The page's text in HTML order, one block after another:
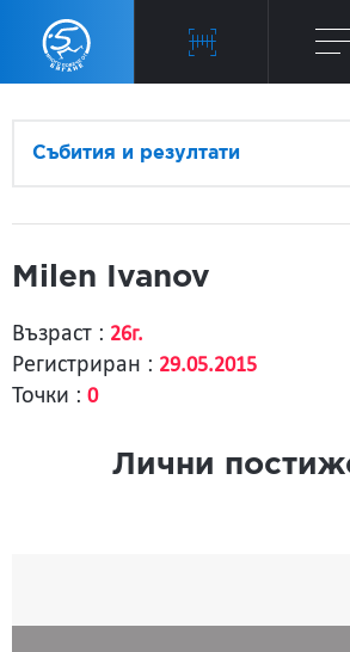
Събития и резултати
Milen Ivanov
Възраст : 26г.
Регистриран : 29.05.2015
Точки : 0
Лични